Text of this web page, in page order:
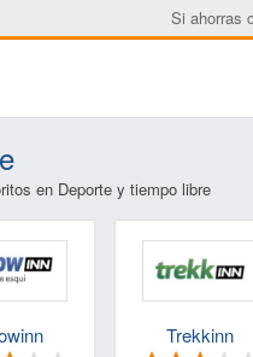
Si ahorras
en Deporte y tiempo libre
Trekkinn